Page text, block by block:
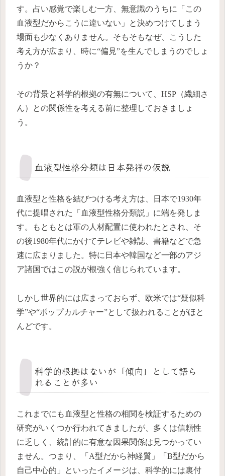
す。占い感覚で楽しむ一方、無意識のうちに「この
血液型だからこうに違いない」と決めつけてしまう
場面も少なくありません。そもそもなぜ、こうした
考え方が広まり、時に“偏見”を生んでしまうのでしょ
うか？
その背景と科学的根拠の有無について、HSP（繊細さ
ん）との関係性を考える前に整理しておきましょ
う。
血液型性格分類は日本発祥の仮説
血液型と性格を結びつける考え方は、日本で1930年
代に提唱された「血液型性格分類説」に端を発しま
す。もともとは軍の人材配置に使われたとされ、そ
の後1980年代にかけてテレビや雑誌、書籍などで急
速に広まりました。特に日本や韓国など一部のアジ
ア諸国ではこの説が根強く信じられています。
しかし世界的には広まっておらず、欧米では“疑似科
学”や“ポップカルチャー”として扱われることがほと
んどです。
科学的根拠はないが「傾向」として語ら
れることが多い
これまでにも血液型と性格の相関を検証するための
研究がいくつか行われてきましたが、多くは信頼性
に乏しく、統計的に有意な因果関係は見つかってい
ません。つまり、「A型だから神経質」「B型だから
自己中心的」といったイメージは、科学的には裏付